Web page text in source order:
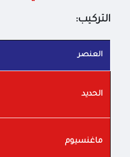
التركيب:
العنصر
الحديد
ماغنسيوم